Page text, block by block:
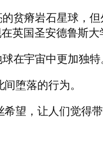
贫瘠岩石星球，但
英国圣安德鲁斯大
在宇宙中更加独特
堕落的行为。
望，让人们觉得